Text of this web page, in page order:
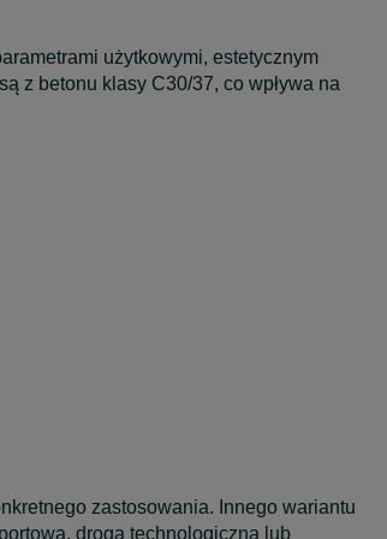
użytkowymi, estetycznym
z betonu klasy C30/37, co wpływa na
zastosowania. Innego wariantu
droga technologiczna lub